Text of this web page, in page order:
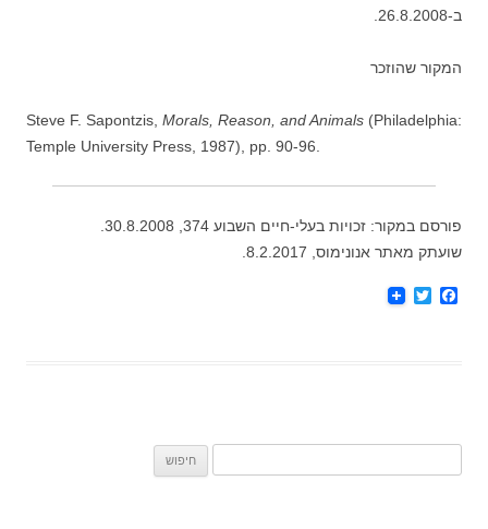
ב-26.8.2008.
המקור שהוזכר
Steve F. Sapontzis, Morals, Reason, and Animals (Philadelphia:
Temple University Press, 1987), pp. 90-96.
פורסם במקור: זכויות בעלי-חיים השבוע 374, 30.8.2008.
שועתק מאתר אנונימוס, 8.2.2017.
F
T